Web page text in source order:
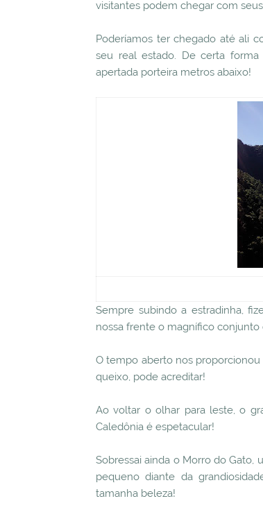
visitantes podem chegar com
Poderíamos ter chegado até ali
seu real estado. De certa
apertada porteira metros abaixo!
Sempre subindo a estradinha,
nossa frente o magnífico conjunto
O tempo aberto nos
queixo, pode acreditar!
Ao voltar o olhar para leste, o
Caledônia é espetacular!
Sobressai ainda o Morro do
pequeno diante da
tamanha beleza!